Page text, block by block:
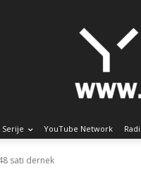
Serije YouTube Network
sati dernek